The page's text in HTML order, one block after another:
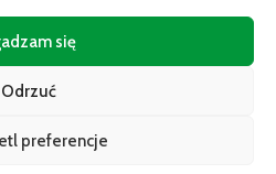
się
Odrzuć
preferencje
w ciągu 14 dni
pomocy?